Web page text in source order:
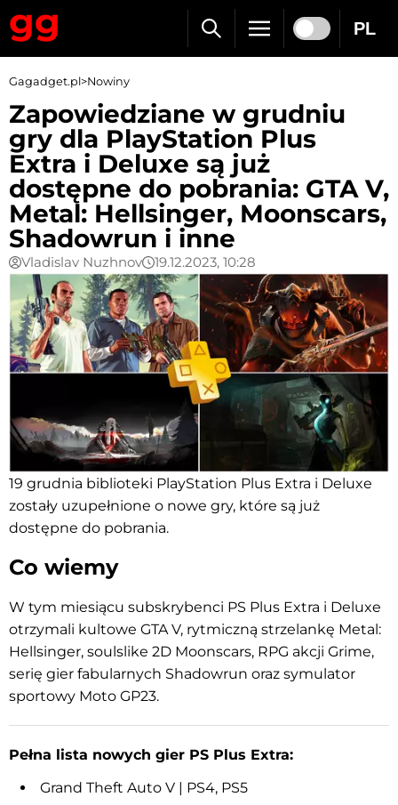
PL
Gagadget.pl>Nowiny
Zapowiedziane w grudniu
gry dla PlayStation Plus
Extra i Deluxe są już
dostępne do pobrania: GTA V,
Metal: Hellsinger, Moonscars,
Shadowrun i inne
Vladislav Nuzhnov 19.12.2023, 10:28
19 grudnia biblioteki PlayStation Plus Extra i Deluxe
zostały uzupełnione o nowe gry, które są już
dostępne do pobrania.
Co wiemy
W tym miesiącu subskrybenci PS Plus Extra i Deluxe
otrzymali kultowe GTA V, rytmiczną strzelankę Metal:
Hellsinger, soulslike 2D Moonscars, RPG akcji Grime,
serię gier fabularnych Shadowrun oraz symulator
sportowy Moto GP23.
Pełna lista nowych gier PS Plus Extra:
Grand Theft Auto V | PS4, PS5